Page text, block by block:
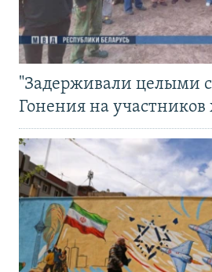
"Задерживали целыми
Гонения на